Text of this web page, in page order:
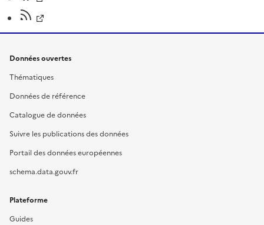
Données ouvertes
Thématiques
Données de référence
Catalogue de données
Suivre les publications des données
Portail des données européennes
schema.data.gouv.fr
Plateforme
Guides